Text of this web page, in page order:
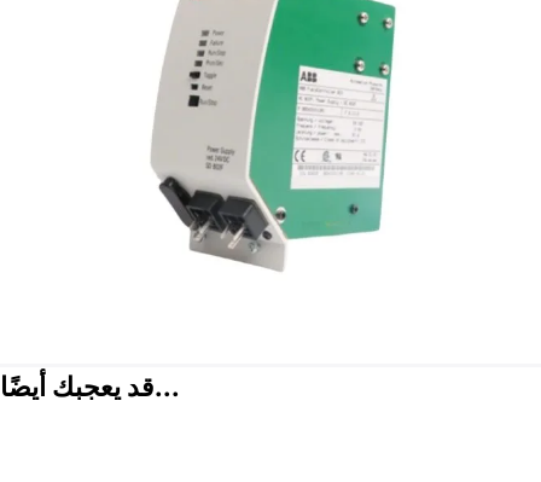
قد يعجبك أيضًا...